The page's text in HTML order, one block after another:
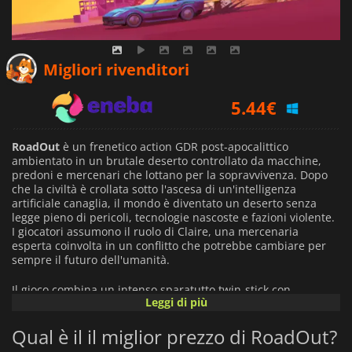
Migliori rivenditori
5.44€
12.99€
RoadOut è un frenetico action GDR post-apocalittico
ambientato in un brutale deserto controllato da macchine,
predoni e mercenari che lottano per la sopravvivenza. Dopo
che la civiltà è crollata sotto l'ascesa di un'intelligenza
artificiale canaglia, il mondo è diventato un deserto senza
legge pieno di pericoli, tecnologie nascoste e fazioni violente.
I giocatori assumono il ruolo di Claire, una mercenaria
esperta coinvolta in un conflitto che potrebbe cambiare per
sempre il futuro dell'umanità.
Il gioco combina un intenso sparatutto twin-stick con
combattimenti veicolari ad alta velocità ed esplorazione open-
veicolo da combattimento personalizzabile, completa
pericolosi contratti e combatti attraverso zone controllate dal
Leggi di più
Qual è il il miglior prezzo di RoadOut?